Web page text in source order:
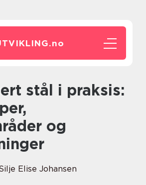
no
og
Elise Johansen